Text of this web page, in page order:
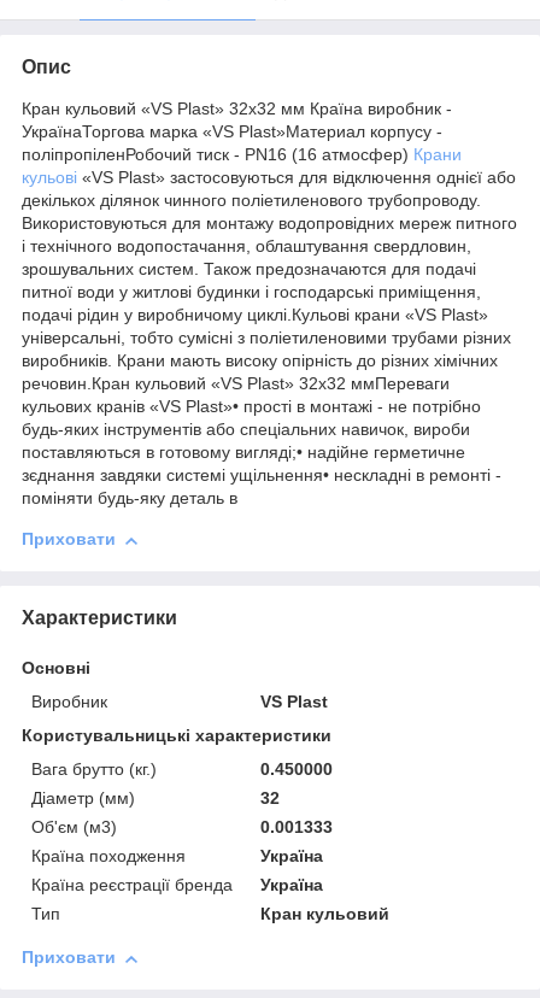
Опис
Кран кульовий «VS Plast» 32х32 мм Країна виробник -
УкраїнаТоргова марка «VS Plast»Материал корпусу -
поліпропіленРобочий тиск - PN16 (16 атмосфер) Крани
кульові «VS Plast» застосовуються для відключення однієї або
декількох ділянок чинного поліетиленового трубопроводу.
Використовуються для монтажу водопровідних мереж питного
і технічного водопостачання, облаштування свердловин,
зрошувальних систем. Також предозначаются для подачі
питної води у житлові будинки і господарські приміщення,
подачі рідин у виробничому циклі.Кульові крани «VS Plast»
універсальні, тобто сумісні з поліетиленовими трубами різних
виробників. Крани мають високу опірність до різних хімічних
речовин.Кран кульовий «VS Plast» 32х32 ммПереваги
кульових кранів «VS Plast»• прості в монтажі - не потрібно
будь-яких інструментів або спеціальних навичок, вироби
поставляються в готовому вигляді;• надійне герметичне
зєднання завдяки системі ущільнення• нескладні в ремонті -
поміняти будь-яку деталь в
Приховати
Характеристики
Основні
Виробник
VS Plast
Користувальницькі характеристики
Вага брутто (кг.)
0.450000
Діаметр (мм)
32
Об'єм (м3)
0.001333
Країна походження
Україна
Країна реєстрації бренда
Україна
Тип
Кран кульовий
Приховати